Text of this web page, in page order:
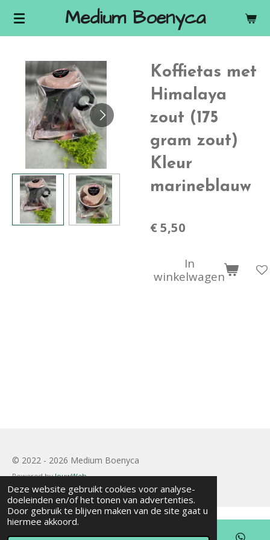
Deze website gebruikt cookies voor analyse-
doeleinden en/of het tonen van advertenties.
Door gebruik te blijven maken van de site gaat u
hiermee akkoord.
Ga
hoofdinhoud
Medium Boenyca
Koffietas met
Himalaya
zout (175
gram zout)
Kleur
marineblauw
€ 5,50
In
winkelwagen
© 2022 - 2026 Medium Boenyca
Powered byJouwWeb